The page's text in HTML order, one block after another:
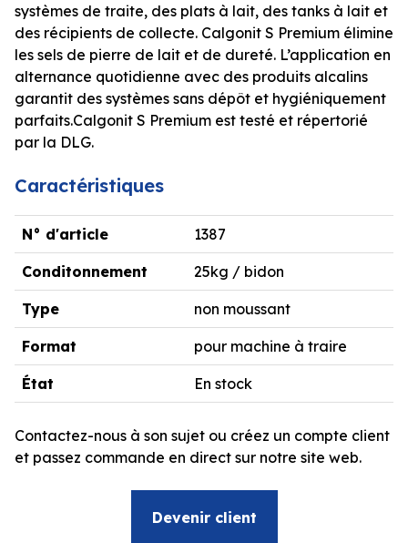
systèmes de traite, des plats à lait, des tanks à lait et
des récipients de collecte. Calgonit S Premium élimine
les sels de pierre de lait et de dureté. L’application en
alternance quotidienne avec des produits alcalins
garantit des systèmes sans dépôt et hygiéniquement
parfaits.Calgonit S Premium est testé et répertorié
par la DLG.
Caractéristiques
N° d'article 1387
Conditonnement 25kg / bidon
Type non moussant
Format pour machine à traire
État En stock
Contactez-nous à son sujet ou créez un compte client
et passez commande en direct sur notre site web.
Devenir client